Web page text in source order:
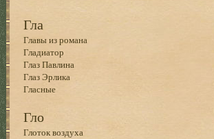
Гла
Главы из романа
Гладиатор
Глаз Павлина
Глаз Эрлика
Гласные
Гло
Глоток воздуха